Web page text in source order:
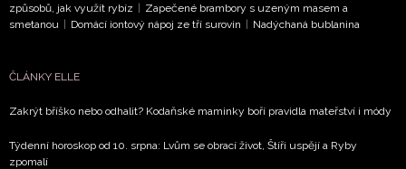
způsobů, jak využít rybíz | Zapečené brambory s uzeným masem a
smetanou | Domácí iontový nápoj ze tří surovin | Nadýchaná bublanina
ČLÁNKY ELLE
Zakrýt bříško nebo odhalit? Kodaňské maminky boří pravidla mateřství i módy
Týdenní horoskop od 10. srpna: Lvům se obrací život, Štíři uspějí a Ryby
zpomalí